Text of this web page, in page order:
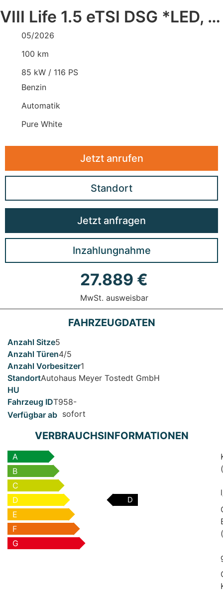
VIII Life 1.5 eTSI DSG *LED, ACC, Kamera, 1
05/2026
100 km
85 kW / 116 PS
Benzin
Automatik
Pure White
Jetzt anrufen
Standort
27.889 €
MwSt. ausweisbar
Jetzt anfragen
Inzahlungnahme
FAHRZEUGDATEN
5
4/5
1
Autohaus Meyer Tostedt GmbH
T958-
sofort
VERBRAUCHSINFORMATIONEN
A
B
C
D
D
E
F
G